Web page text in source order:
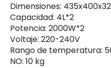
Dimensiones:
Capacidad: 4L*2
Potencia: 2000W*2
Voltaje: 220-240V
Rango de temperatura:
NO: 10 kg